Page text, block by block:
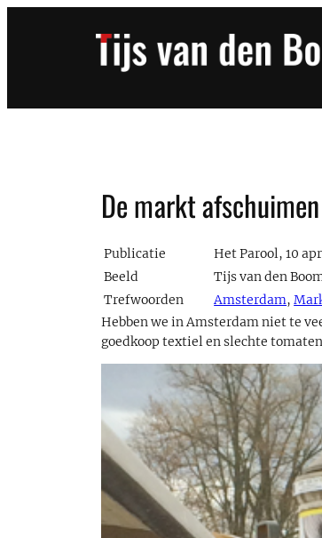
De markt afschuimen
Publicatie
Het Parool, 10
Beeld
Tijs van den
Trefwoorden
Amsterdam,
Hebben we in Amsterdam niet te
goedkoop textiel en slechte